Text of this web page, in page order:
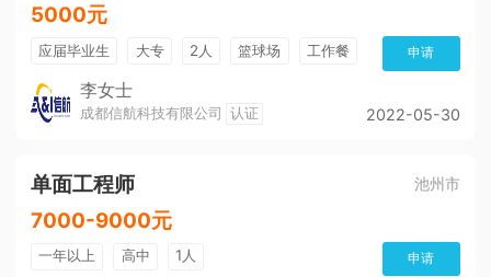
5000元
应届毕业生 大专 2人 篮球场
工作餐
免费培训
双休
培训及职业生涯
公积金 年底双薪
申请
李女士
成都信航科技有限公司 认证 2022-05-30
单面工程师 池州市
7000-9000元
一年以上 高中 1人 申请